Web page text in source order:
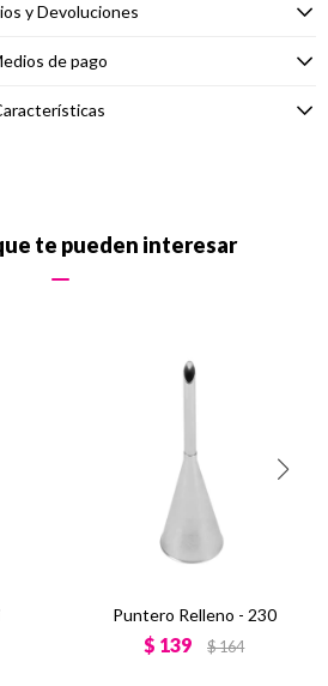
y Devoluciones
de pago
te pueden interesar
Puntero Relleno - 230
$ 139 $164